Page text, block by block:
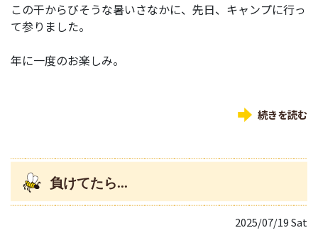
この干からびそうな暑いさなかに、先日、キャンプに行っ
て参りました。
年に一度のお楽しみ。
続きを読む
負けてたら...
2025/07/19 Sat